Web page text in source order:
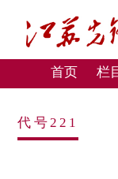
首页 栏
代号221